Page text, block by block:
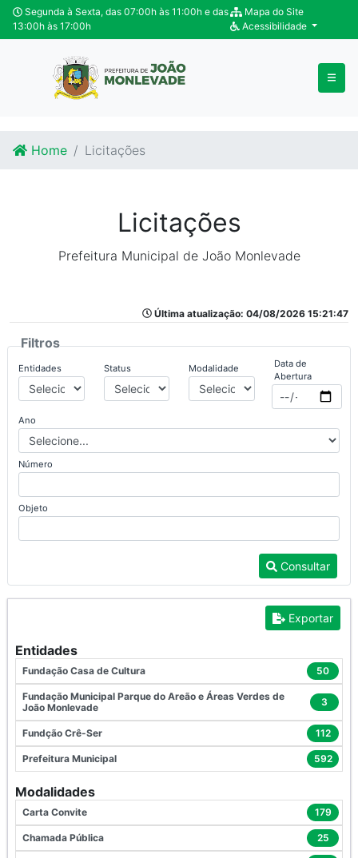
Ir para o conteúdo
Ir para o fim do conteúdo
Segunda à Sexta, das 07:00h às 11:00h e das
13:00h às 17:00h
Mapa do Site
Acessibilidade
Home Licitações
Licitações
Prefeitura Municipal de João Monlevade
Última atualização: 04/08/2026 15:21:47
Filtros
Entidades Status Modalidade
Data de
Abertura
Ano
Número
Objeto
Consultar
Exportar
Entidades
Fundação Casa de Cultura 50
Fundação Municipal Parque do Areão e Áreas Verdes de
João Monlevade
3
Fundção Crê-Ser 112
Prefeitura Municipal 592
Modalidades
Carta Convite 179
Chamada Pública 25